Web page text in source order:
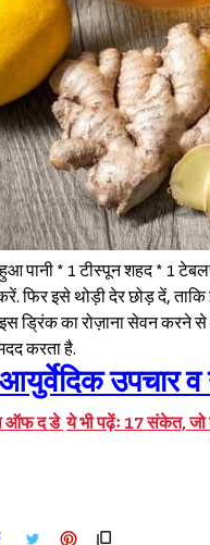
पानी * 1 टीस्पून शहद * 1
फिर इसे थोड़ी देर छोड़ दें, ताकि
ड्रिंक का रोज़ाना सेवन करने से
करता है.
आयुर्वेदिक
ऑफ द डे ये भी पढ़ेंः 17 संकेत, जो